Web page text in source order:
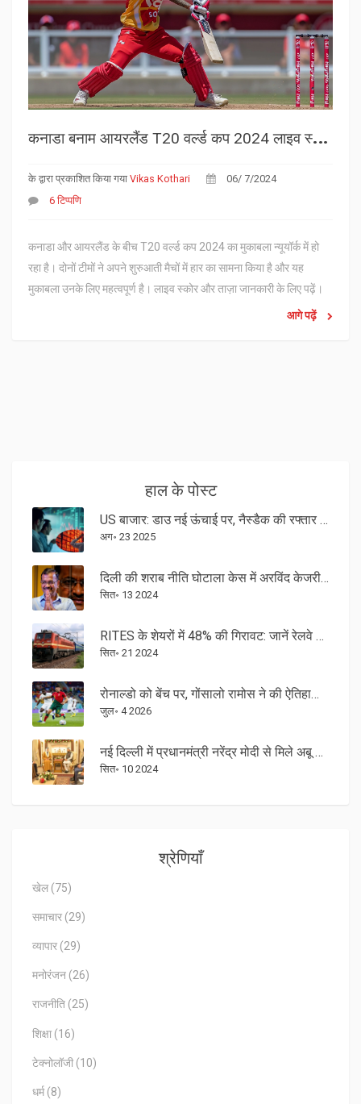
क
नाडा बनाम आयरलैंड T20 वर्ल्ड कप 2024 लाइव स्कोर: न्यूयॉर्क की पिच पर कड़े मुकाबले में दोनों टीमें देखेंगी पॉइंट्स की ओर
के द्वारा प्रकाशित किया गया Vikas Kothari
06/ 7/2024
6 टिप्पणि
कनाडा और आयरलैंड के बीच T20 वर्ल्ड कप 2024 का मुकाबला न्यूयॉर्क में हो
रहा है। दोनों टीमों ने अपने शुरुआती मैचों में हार का सामना किया है और यह
मुकाबला उनके लिए महत्वपूर्ण है। लाइव स्कोर और ताज़ा जानकारी के लिए पढ़ें।
आगे पढ़ें
हाल के पोस्ट
US बाजार: डाउ नई ऊंचाई पर, नैस्डैक की रफ्तार थमी—क्या संकेत दे रहा है यह रोटेशन
अग॰ 23 2025
दिली की शराब नीति घोटाला केस में अरविंद केजरीवाल को सुप्रीम कोर्ट ने दी जमानत
सित॰ 13 2024
RITES के शेयरों में 48% की गिरावट: जानें रेलवे PSU स्टॉक में धड़ाम क्यों हुआ
सित॰ 21 2024
रोनाल्डो को बेंच पर, गोंसालो रामोस ने की ऐतिहासिक हैट्रिक
जुल॰ 4 2026
नई दिल्ली में प्रधानमंत्री नरेंद्र मोदी से मिले अबू धाबी के क्राउन प्रिंस
सित॰ 10 2024
श्रेणियाँ
खेल (75)
समाचार (29)
व्यापार (29)
मनोरंजन (26)
राजनीति (25)
शिक्षा (16)
टेक्नोलॉजी (10)
धर्म (8)